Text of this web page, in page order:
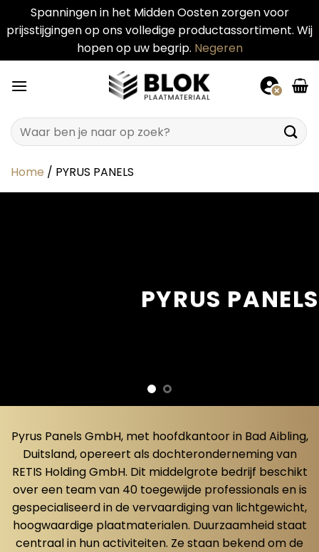
Spanningen in het Midden Oosten zorgen voor
prijsstijgingen op ons volledige productassortiment. Wij
hopen op uw begrip. Negeren
naar
Zoeken
naar:
Home / PYRUS PANELS
Pyrus Panels GmbH, met hoofdkantoor in Bad Aibling,
Duitsland, opereert als dochteronderneming van
RETIS Holding GmbH. Dit middelgrote bedrijf beschikt
over een team van 40 toegewijde professionals en is
gespecialiseerd in de vervaardiging van lichtgewicht,
hoogwaardige plaatmaterialen. Duurzaamheid staat
centraal in hun activiteiten. Ze staan ​​bekend om de